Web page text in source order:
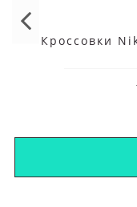
Кроссовки